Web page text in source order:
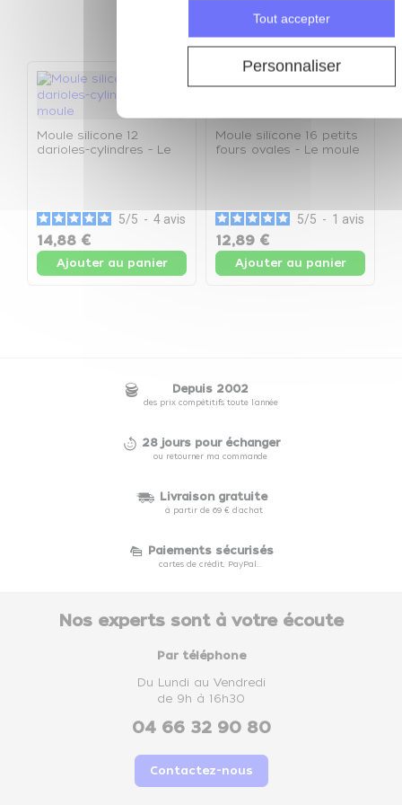
Tout accepter
Personnaliser
Moule silicone 12
darioles-cylindres - Le
5/5 - 4 avis
14,88 €
Ajouter au panier
Moule silicone 16 petits
fours ovales - Le moule
5/5 - 1 avis
12,89 €
Ajouter au panier
Depuis 2002
des prix compétitifs toute l'année
28 jours pour échanger
ou retourner ma commande
Livraison gratuite
à partir de 69 € d'achat
Paiements sécurisés
cartes de crédit, PayPal...
Nos experts sont à votre écoute
Par téléphone
Du Lundi au Vendredi
de 9h à 16h30
04 66 32 90 80
Contactez-nous